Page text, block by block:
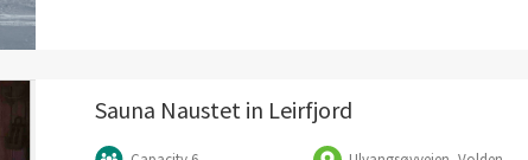
Sauna Naustet in Leirfjord